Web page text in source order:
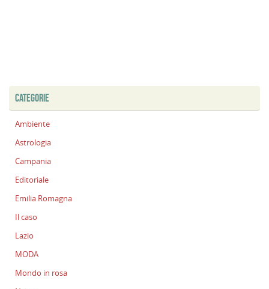
CATEGORIE
Ambiente
Astrologia
Campania
Editoriale
Emilia Romagna
Il caso
Lazio
MODA
Mondo in rosa